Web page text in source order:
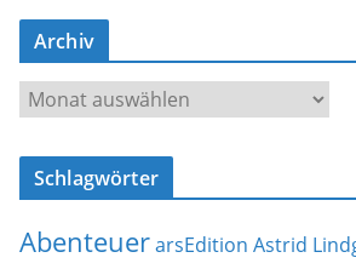
-
d
s
e
Archiv
r
c
v
Schlagwörter
AbenteuerarsEdition Astrid